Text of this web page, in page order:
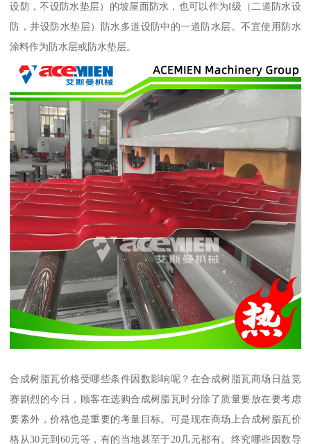
设防，不设防水垫层）的坡屋面防水，也可以作为Ⅰ级（二道防水设
防，并设防水垫层）防水多道设防中的一道防水层。不宜使用防水
涂料作为防水层或防水垫层。
合成树脂瓦价格受哪些条件因数影响呢？在合成树脂瓦商场日益竞
赛剧烈的今日，顾客在选购合成树脂瓦时分除了质量要放在要考虑
要素外，价格也是重要的考量目标。可是现在商场上合成树脂瓦价
格从30元到60元等，有的当地甚至于20几元都有。终究哪些因数导